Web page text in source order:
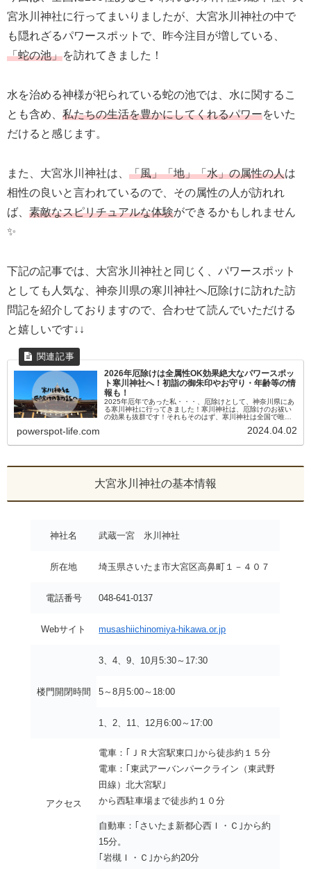
宮氷川神社に行ってまいりましたが、大宮氷川神社の中で
も隠れざるパワースポットで、昨今注目が増している、
「蛇の池」を訪れてきました！
水を治める神様が祀られている蛇の池では、水に関するこ
とも含め、 私たちの生活を豊かにしてくれるパワーをいた
だけると感じます。
また、大宮氷川神社は、 「風」「地」「水」の属性の人は
相性の良いと言われているので、その属性の人が訪れれ
ば、 素敵なスピリチュアルな体験ができるかもしれません
✨
下記の記事では、大宮氷川神社と同じく、パワースポット
としても人気な、神奈川県の寒川神社へ厄除けに訪れた訪
問記を紹介しておりますので、合わせて読んでいただける
と嬉しいです↓↓
2026年厄除けは全属性OK効果絶大なパワースポッ
ト寒川神社へ！初詣の御朱印やお守り・年齢等の情
報も！
2025年厄年であった私・・・、厄除けとして、神奈川県にあ
る寒川神社に行ってきました！寒川神社は、厄除けのお祓い
の効果も抜群です！それもそのはず、寒川神社は全国で唯一
powerspot-life.com 2024.04.02
大宮氷川神社の基本情報
神社名 武蔵一宮 氷川神社
所在地 埼玉県さいたま市大宮区高鼻町１－４０７
電話番号 048-641-0137
Webサイト musashiichinomiya-hikawa.or.jp
楼門開閉時間
3、4、9、10月5:30～17:30
5～8月5:00～18:00
1、2、11、12月6:00～17:00
アクセス
電車：｢ＪＲ大宮駅東口｣から徒歩約１５分
電車：｢東武アーバンパークライン（東武野
田線）北大宮駅｣
から西駐車場まで徒歩約１０分
自動車：｢さいたま新都心西Ｉ・Ｃ｣から約
15分。
｢岩槻Ｉ・Ｃ｣から約20分